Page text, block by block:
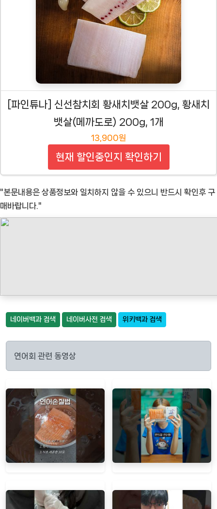
[파인튜나] 신선참치회 황새치뱃살 200g, 황새치
뱃살(메까도로) 200g, 1개
13,900원
현재 할인중인지 확인하기
"본문내용은 상품정보와 일치하지 않을 수 있으니 반드시 확인후 구
매바랍니다."
네이버백과 검색 네이버사전 검색 위키백과 검색
연어회 관련 동영상